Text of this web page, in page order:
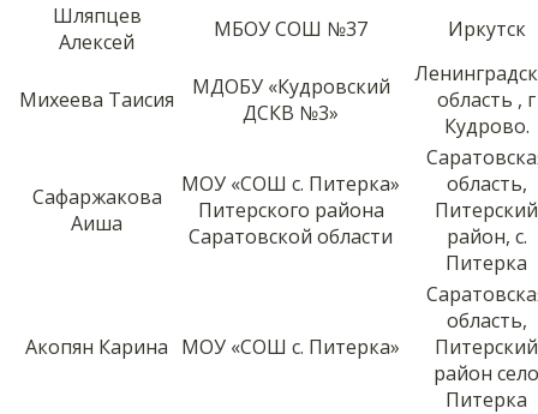
Шляпцев
Алексей
МБОУ СОШ №37 Иркутск
Михеева Таисия
МДОБУ «Кудровский
ДСКВ №3»
область , г
Кудрово.
Сафаржакова
Аиша
МОУ «СОШ с. Питерка»
Питерского района
Саратовской области
область,
Питерский
район, с.
Питерка
Акопян Карина МОУ «СОШ с. Питерка»
область,
Питерский
район село
Питерка